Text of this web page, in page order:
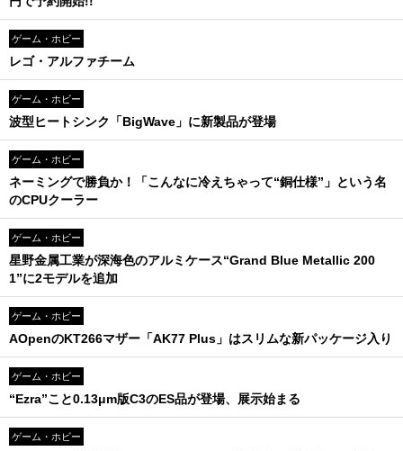
ゲーム・ホビー
レゴ・アルファチーム
ゲーム・ホビー
波型ヒートシンク「BigWave」に新製品が登場
ゲーム・ホビー
ネーミングで勝負か！「こんなに冷えちゃって“銅仕様”」という名
のCPUクーラー
ゲーム・ホビー
星野金属工業が深海色のアルミケース“Grand Blue Metallic 200
1”に2モデルを追加
ゲーム・ホビー
AOpenのKT266マザー「AK77 Plus」はスリムな新パッケージ入り
ゲーム・ホビー
“Ezra”こと0.13μm版C3のES品が登場、展示始まる
ゲーム・ホビー